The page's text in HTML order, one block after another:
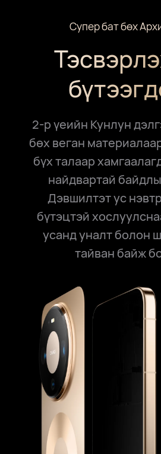
Супер бат бөх
2-р үеийн Кунлун
бөх веган
бүх талаар
найдвартай
Дэвшилтэт ус
бүтэцтэй
усанд уналт болон
тайван байж⁠